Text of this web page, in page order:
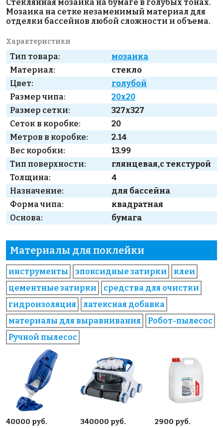
Стеклянная мозаика на бумаге в голубых тонах.
Мозаика на сетке незаменимый материал для
отделки бассейнов любой сложности и объема.
Характеристики
Тип товара:
мозаика
Материал:
стекло
Цвет:
голубой
Размер чипа:
20x20
Размер сетки:
327x327
Сеток в коробке:
20
Метров в коробке:
2.14
Вес коробки:
13.99
Тип поверхности:
глянцевая,с текстурой
Толщина:
4
Назначение:
для бассейна
Форма чипа:
квадратная
Основа:
бумага
Материалы для поклейки
инструменты эпоксидные затирки
клеи
цементные затирки
средства для очистки
гидроизоляция
латексная добавка
материалы для выравнивания
Робот-пылесос
Ручной пылесос
40000 руб.
340000 руб.
2900 руб.